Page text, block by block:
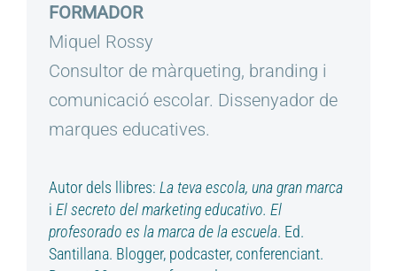
FORMADOR
Miquel Rossy
Consultor de màrqueting, branding i
comunicació escolar. Dissenyador de
marques educatives.
Autor dels llibres: La teva escola, una gran marca
i El secreto del marketing educativo. El
profesorado es la marca de la escuela. Ed.
Santillana. Blogger, podcaster, conferenciant.